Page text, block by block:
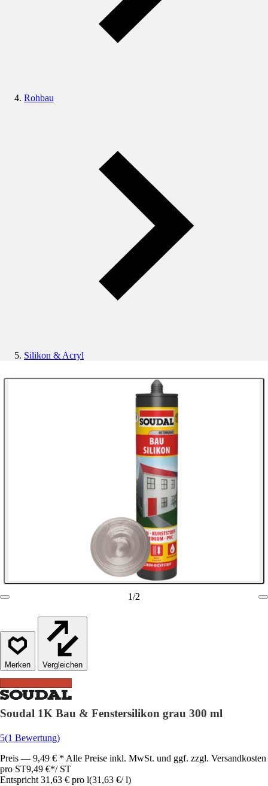
Rohbau
Silikon & Acryl
1/2
Vergleichen
Soudal 1K Bau & Fenstersilikon grau 300 ml
5(1 Bewertung)
Preis — 9,49 € * Alle Preise inkl. MwSt. und ggf. zzgl. Versandkosten
pro ST9,49 €*/ ST
Entspricht 31,63 € pro l(31,63 €/ l)